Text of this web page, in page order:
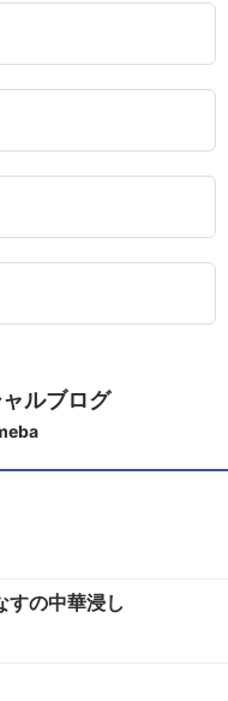
ルブログ
すの中華浸し